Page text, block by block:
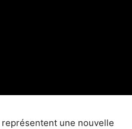
représentent une nouvelle